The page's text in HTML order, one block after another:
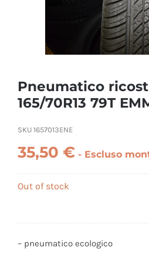
Pneumatico
165/70R13 79T
SKU 1657013ENE
35,50 €
Out of stock
– pneumatico ecologico